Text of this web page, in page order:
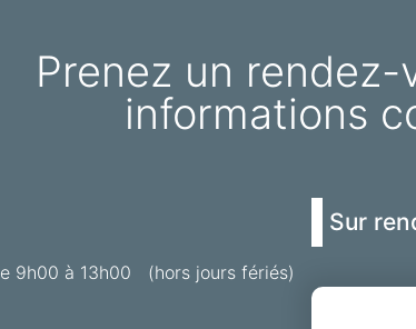
Prenez un
informations
9h00 à 13h00 (hors jours fériés)
Sur